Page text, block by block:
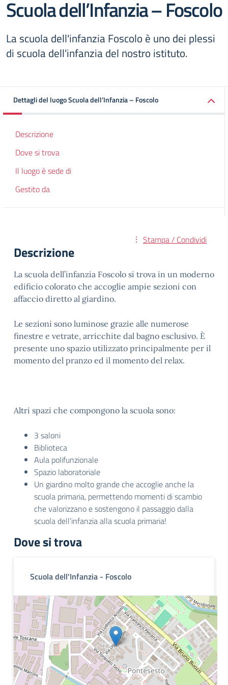
Scuola dell’Infanzia – Foscolo
La scuola dell'infanzia Foscolo è uno dei plessi
di scuola dell'infanzia del nostro istituto.
Dettagli del luogo Scuola dell’Infanzia – Foscolo
Descrizione
Dove si trova
Il luogo è sede di
Gestito da
Stampa / Condividi
Descrizione
La scuola dell’infanzia Foscolo si trova in un moderno
edificio colorato che accoglie ampie sezioni con
affaccio diretto al giardino.
Le sezioni sono luminose grazie alle numerose
finestre e vetrate, arricchite dal bagno esclusivo. È
presente uno spazio utilizzato principalmente per il
momento del pranzo ed il momento del relax.
Altri spazi che compongono la scuola sono:
3 saloni
Biblioteca
Aula polifunzionale
Spazio laboratoriale
Un giardino molto grande che accoglie anche la
scuola primaria, permettendo momenti di scambio
che valorizzano e sostengono il passaggio dalla
scuola dell’infanzia alla scuola primaria!
Dove si trova
Scuola dell'Infanzia - Foscolo